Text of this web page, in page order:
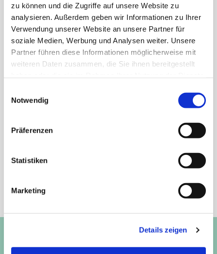
zu können und die Zugriffe auf unsere Website zu
analysieren. Außerdem geben wir Informationen zu Ihrer
Verwendung unserer Website an unsere Partner für
soziale Medien, Werbung und Analysen weiter. Unsere
Partner führen diese Informationen möglicherweise mit
weiteren Daten zusammen, die Sie ihnen bereitgestellt
Notwendig
Präferenzen
Statistiken
Marketing
Details zeigen
Schreiben Sie uns!